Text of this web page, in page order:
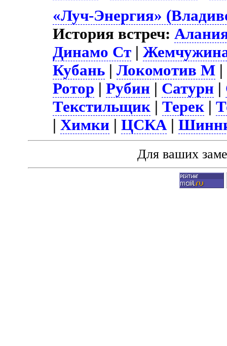
«Луч-Энергия»
История встреч:
Динамо Ст |
Кубань |Локомотив М |
Ротор |Рубин | Сатурн |
Текстильщик |Терек |
| Химки |ЦСКА |
Для ваших